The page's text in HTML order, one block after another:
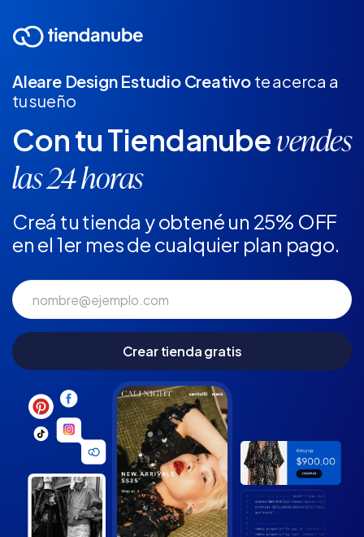
Aleare Design Estudio Creativo te acerca a
tu sueño
Con tu Tiendanube vendes
las 24 horas
Creá tu tienda y obtené un 25% OFF
en el 1er mes de cualquier plan pago.